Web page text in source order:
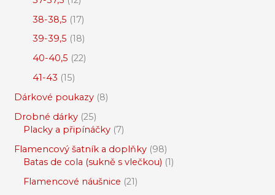
38-38,5 17
39-39,5 18
40-40,5 22
41-43 15
Dárkové poukazy 8
Drobné dárky 25
Placky a připínáčky 7
Flamencový šatník a doplňky 98
Batas de cola (sukně s vlečkou) 1
Flamencové náušnice 21